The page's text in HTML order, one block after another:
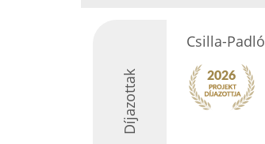
Díjazottak
Csilla-Padló